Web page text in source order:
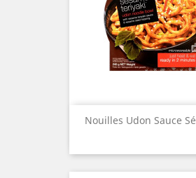
Nouilles Udon Sauce